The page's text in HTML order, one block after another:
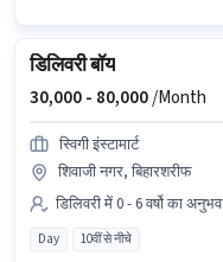
डिलिवरी बॉय
30,000 - 80,000/Month
स्विगी इंस्टामार्ट
शिवाजी नगर, बिहारशरीफ
डिलिवरी में 0 - 6 वर्षो का अनुभव
Day 10वीं से नीचे